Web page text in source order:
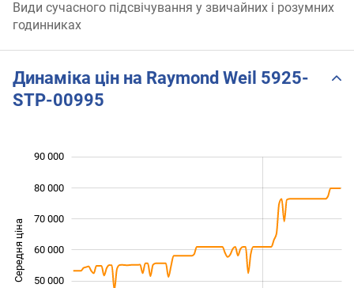
Види сучасного підсвічування у звичайних і розумних
годинниках
Динаміка цін на Raymond Weil 5925-
STP-00995
Середня ціна 30 000
50 000
60 000
70 000
80 000
90 000